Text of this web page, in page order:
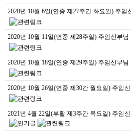
2020년 10월 6일(연중 제27주간 화요일) 주임
2020년 10월 11일(연중 제28주일) 주임신부
2020년 10월 18일(연중 제29주일) 주임신부
2020년 10월 26일(연중 제30간 월요일) 주임
2021년 4월 22일(부활 제3주간 목요일) 주임